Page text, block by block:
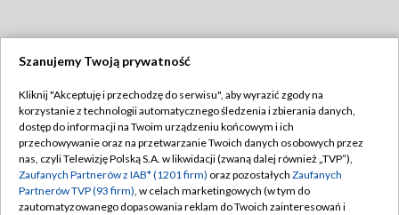
TVP
Abonament TVP
Emisja w TVP
Centrum informacji TVP
Regulamin TVP
Polityka prywatności
Moje zgody
Szanujemy Twoją prywatność
Kliknij "Akceptuję i przechodzę do serwisu", aby wyrazić zgody na
korzystanie z technologii automatycznego śledzenia i zbierania danych,
dostęp do informacji na Twoim urządzeniu końcowym i ich
przechowywanie oraz na przetwarzanie Twoich danych osobowych przez
nas, czyli Telewizję Polską S.A. w likwidacji (zwaną dalej również „TVP”),
Zaufanych Partnerów z IAB* (1201 firm) oraz pozostałych Zaufanych
Partnerów TVP (93 firm), w celach marketingowych (w tym do
zautomatyzowanego dopasowania reklam do Twoich zainteresowań i